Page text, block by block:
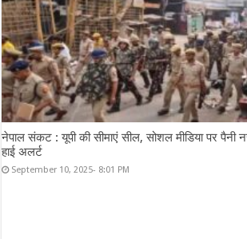
नेपाल संकट : यूपी की सीमाएं सील, सोशल मीडिया पर पैनी
हाई अलर्ट
September 10, 2025- 8:01 PM